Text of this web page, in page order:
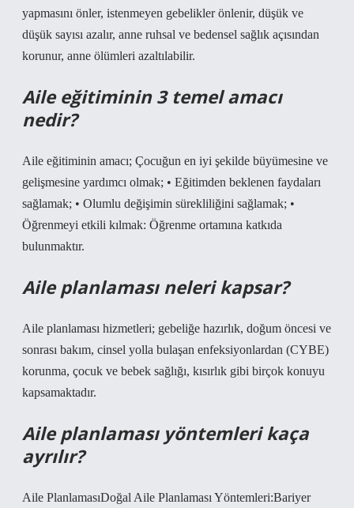
yapmasını önler, istenmeyen gebelikler önlenir, düşük ve
düşük sayısı azalır, anne ruhsal ve bedensel sağlık açısından
korunur, anne ölümleri azaltılabilir.
Aile eğitiminin 3 temel amacı
nedir?
Aile eğitiminin amacı; Çocuğun en iyi şekilde büyümesine ve
gelişmesine yardımcı olmak; • Eğitimden beklenen faydaları
sağlamak; • Olumlu değişimin sürekliliğini sağlamak; •
Öğrenmeyi etkili kılmak: Öğrenme ortamına katkıda
bulunmaktır.
Aile planlaması neleri kapsar?
Aile planlaması hizmetleri; gebeliğe hazırlık, doğum öncesi ve
sonrası bakım, cinsel yolla bulaşan enfeksiyonlardan (CYBE)
korunma, çocuk ve bebek sağlığı, kısırlık gibi birçok konuyu
kapsamaktadır.
Aile planlaması yöntemleri kaça
ayrılır?
Aile PlanlamasıDoğal Aile Planlaması Yöntemleri:Bariyer